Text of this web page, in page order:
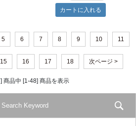
5 6 7 8 9 10 11
15 16 17 18 次ページ >
商品中 [1-48] 商品を表示